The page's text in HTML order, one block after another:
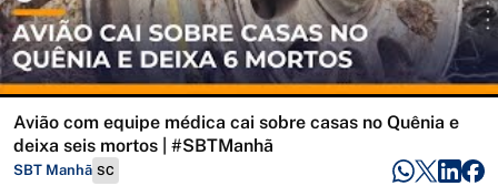
Avião com equipe médica cai sobre casas no Quênia e
deixa seis mortos | #SBTManhã
SBT Manhã SC